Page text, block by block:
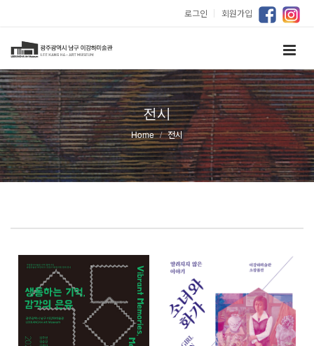
로그인 ｜ 회원가입
전시
Home 전시